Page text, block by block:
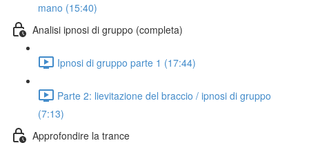
mano (15:40)
Analisi ipnosi di gruppo (completa)
Ipnosi di gruppo parte 1 (17:44)
Parte 2: lievitazione del braccio / ipnosi di gruppo
(7:13)
Approfondire la trance